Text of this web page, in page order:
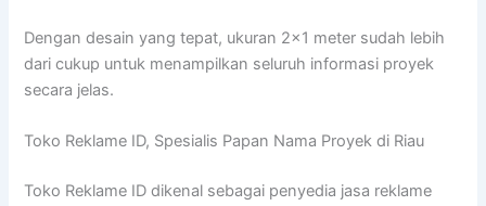
Dengan desain yang tepat, ukuran 2×1 meter sudah lebih
dari cukup untuk menampilkan seluruh informasi proyek
secara jelas.
Toko Reklame ID, Spesialis Papan Nama Proyek di Riau
Toko Reklame ID dikenal sebagai penyedia jasa reklame